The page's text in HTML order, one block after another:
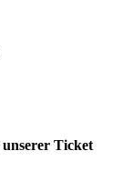
Ticket